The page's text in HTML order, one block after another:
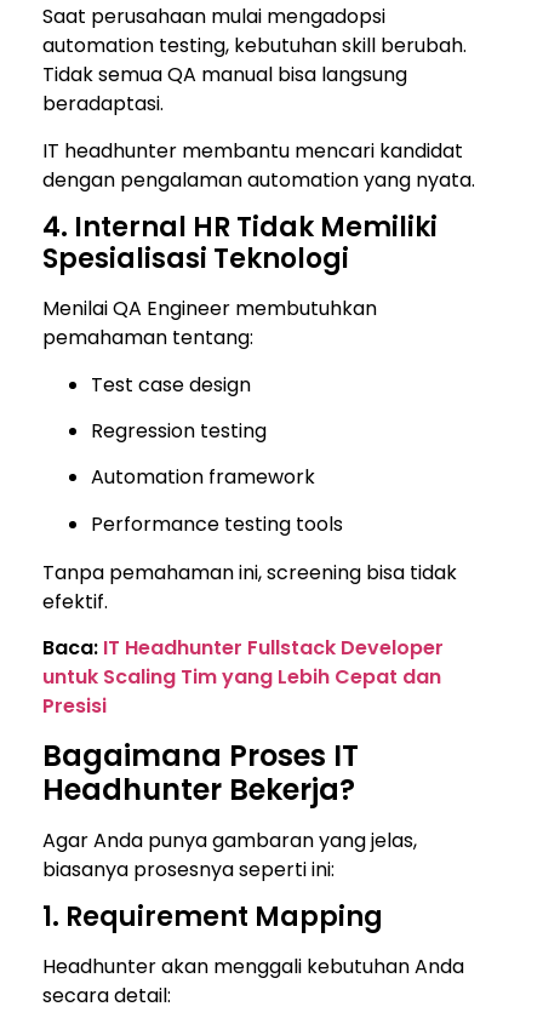
Saat perusahaan mulai mengadopsi
automation testing, kebutuhan skill berubah.
Tidak semua QA manual bisa langsung
beradaptasi.
IT headhunter membantu mencari kandidat
dengan pengalaman automation yang nyata.
4. Internal HR Tidak Memiliki
Spesialisasi Teknologi
Menilai QA Engineer membutuhkan
pemahaman tentang:
Test case design
Regression testing
Automation framework
Performance testing tools
Tanpa pemahaman ini, screening bisa tidak
efektif.
Baca: IT Headhunter Fullstack Developer
untuk Scaling Tim yang Lebih Cepat dan
Presisi
Bagaimana Proses IT
Headhunter Bekerja?
Agar Anda punya gambaran yang jelas,
biasanya prosesnya seperti ini:
1. Requirement Mapping
Headhunter akan menggali kebutuhan Anda
secara detail: